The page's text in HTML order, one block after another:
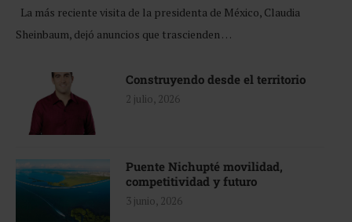
La más reciente visita de la presidenta de México, Claudia
Sheinbaum, dejó anuncios que trascienden …
Construyendo desde el territorio
2 julio, 2026
Puente Nichupté movilidad,
competitividad y futuro
3 junio, 2026